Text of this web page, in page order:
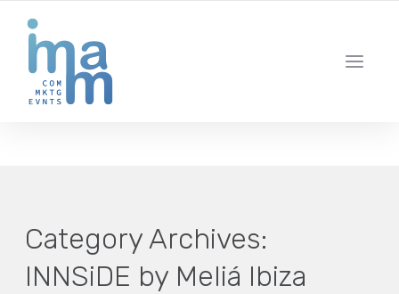
IBIZA · MADRID · BARCELONA
Category Archives:
INNSiDE by Meliá Ibiza